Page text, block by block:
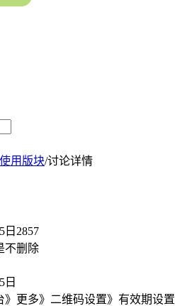
用版块/讨论详情
日 2857
不删除
日
更多》二维码设置》有效期设置